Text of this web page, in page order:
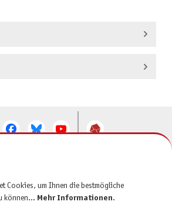
Cookies, um Ihnen die bestmögliche
können... Mehr Informationen.